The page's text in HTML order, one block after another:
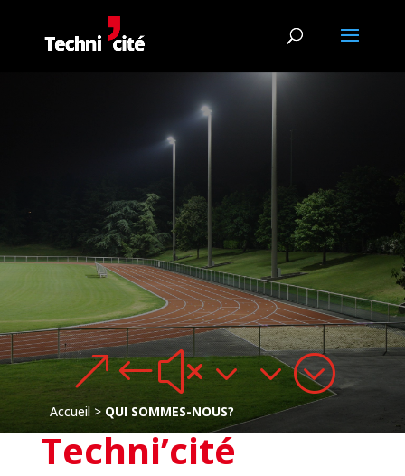
Accueil > QUI SOMMES-NOUS?
&#x33;
Techni’cité